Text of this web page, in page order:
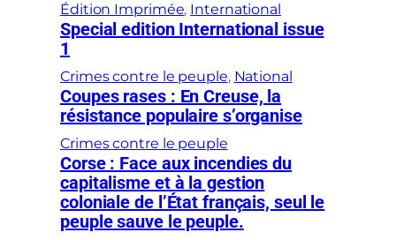
Édition Imprimée, International
Special edition International issue
1
Crimes contre le peuple, National
Coupes rases : En Creuse, la
résistance populaire s’organise
Crimes contre le peuple
Corse : Face aux incendies du
capitalisme et à la gestion
coloniale de l’État français, seul le
peuple sauve le peuple.